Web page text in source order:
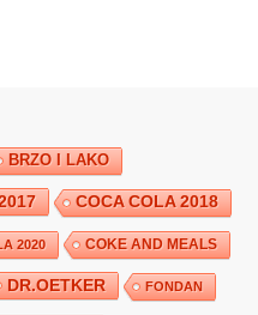
BRZO I LAKO
COCA COLA 2018
2020 COKE AND MEALS
DR.OETKER FONDAN